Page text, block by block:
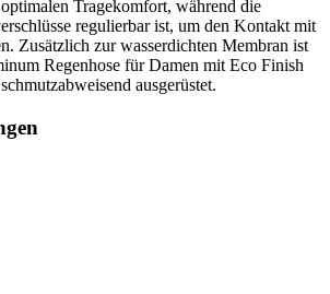
Tragekomfort, während die
regulierbar ist, um den Kontakt mit
Zusätzlich zur wasserdichten Membran ist
Regenhose für Damen mit Eco Finish
ausgerüstet.